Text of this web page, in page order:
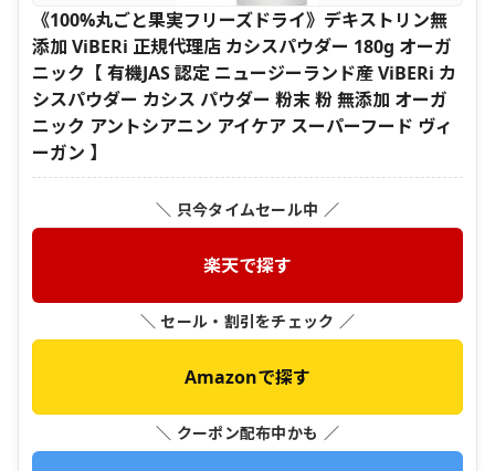
《100%丸ごと果実フリーズドライ》デキストリン無
添加 ViBERi 正規代理店 カシスパウダー 180g オーガ
ニック【 有機JAS 認定 ニュージーランド産 ViBERi カ
シスパウダー カシス パウダー 粉末 粉 無添加 オーガ
ニック アントシアニン アイケア スーパーフード ヴィ
ーガン 】
＼ 只今タイムセール中 ／
楽天で探す
＼ セール・割引をチェック ／
Amazonで探す
＼ クーポン配布中かも ／